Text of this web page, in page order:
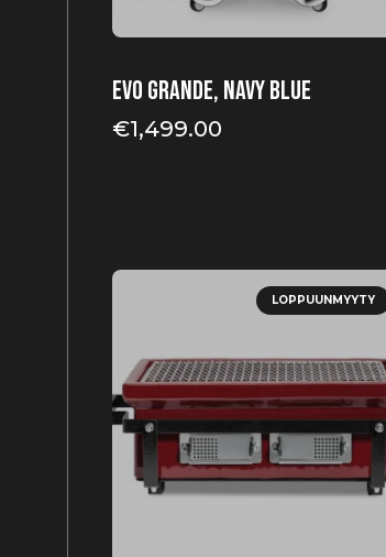
EVO Grande, Navy Blue
€1,499.00
LOPPUUNMYYTY